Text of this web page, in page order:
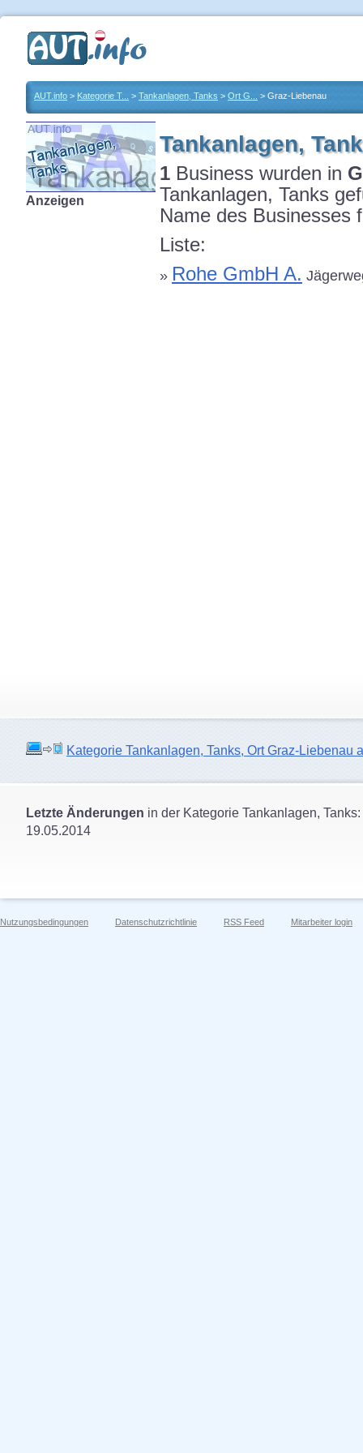
AUT.info > Kategorie T... > Tankanlagen, Tanks > Ort G... > Graz-Liebenau
Anzeigen
Tankanlagen,
1 Business wurden in
Tankanlagen, Tanks
Name des Businesses
Liste:
» Rohe GmbH A.
Kategorie Tankanlagen, Tanks, Ort Graz-Liebenau
Letzte Änderungen in der Kategorie Tankanlagen, Tanks:
19.05.2014
Nutzungsbedingungen Datenschutzrichtlinie RSS Feed Mitarbeiter login